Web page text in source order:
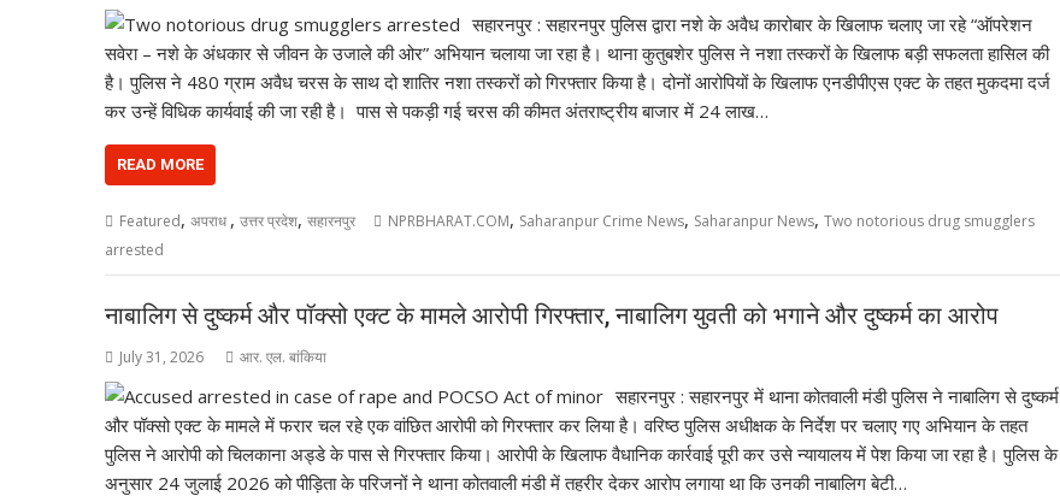
सहारनपुर : सहारनपुर पुलिस द्वारा नशे के अवैध कारोबार के खिलाफ चलाए जा रहे “ऑपरेशन
सवेरा – नशे के अंधकार से जीवन के उजाले की ओर” अभियान चलाया जा रहा है। थाना कुतुबशेर पुलिस ने नशा तस्करों के खिलाफ बड़ी सफलता हासिल की
है। पुलिस ने 480 ग्राम अवैध चरस के साथ दो शातिर नशा तस्करों को गिरफ्तार किया है। दोनों आरोपियों के खिलाफ एनडीपीएस एक्ट के तहत मुकदमा दर्ज
कर उन्हें विधिक कार्यवाई की जा रही है। पास से पकड़ी गई चरस की कीमत अंतराष्ट्रीय बाजार में 24 लाख…
READ MORE
Featured, अपराध , उत्तर प्रदेश, सहारनपुर NPRBHARAT.COM, Saharanpur Crime News, Saharanpur News, Two notorious drug smugglers
arrested
नाबालिग से दुष्कर्म और पॉक्सो एक्ट के मामले आरोपी गिरफ्तार, नाबालिग युवती को भगाने और दुष्कर्म का आरोप
July 31, 2026 आर. एल. बांकिया
सहारनपुर : सहारनपुर में थाना कोतवाली मंडी पुलिस ने नाबालिग से दुष्कर्म
और पॉक्सो एक्ट के मामले में फरार चल रहे एक वांछित आरोपी को गिरफ्तार कर लिया है। वरिष्ठ पुलिस अधीक्षक के निर्देश पर चलाए गए अभियान के तहत
पुलिस ने आरोपी को चिलकाना अड्डे के पास से गिरफ्तार किया। आरोपी के खिलाफ वैधानिक कार्रवाई पूरी कर उसे न्यायालय में पेश किया जा रहा है। पुलिस के
अनुसार 24 जुलाई 2026 को पीड़िता के परिजनों ने थाना कोतवाली मंडी में तहरीर देकर आरोप लगाया था कि उनकी नाबालिग बेटी…